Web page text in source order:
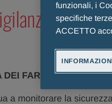
cosa
DEI FARMACI PER
a monitorare la
funzionali, i
specifiche
ACCETTO